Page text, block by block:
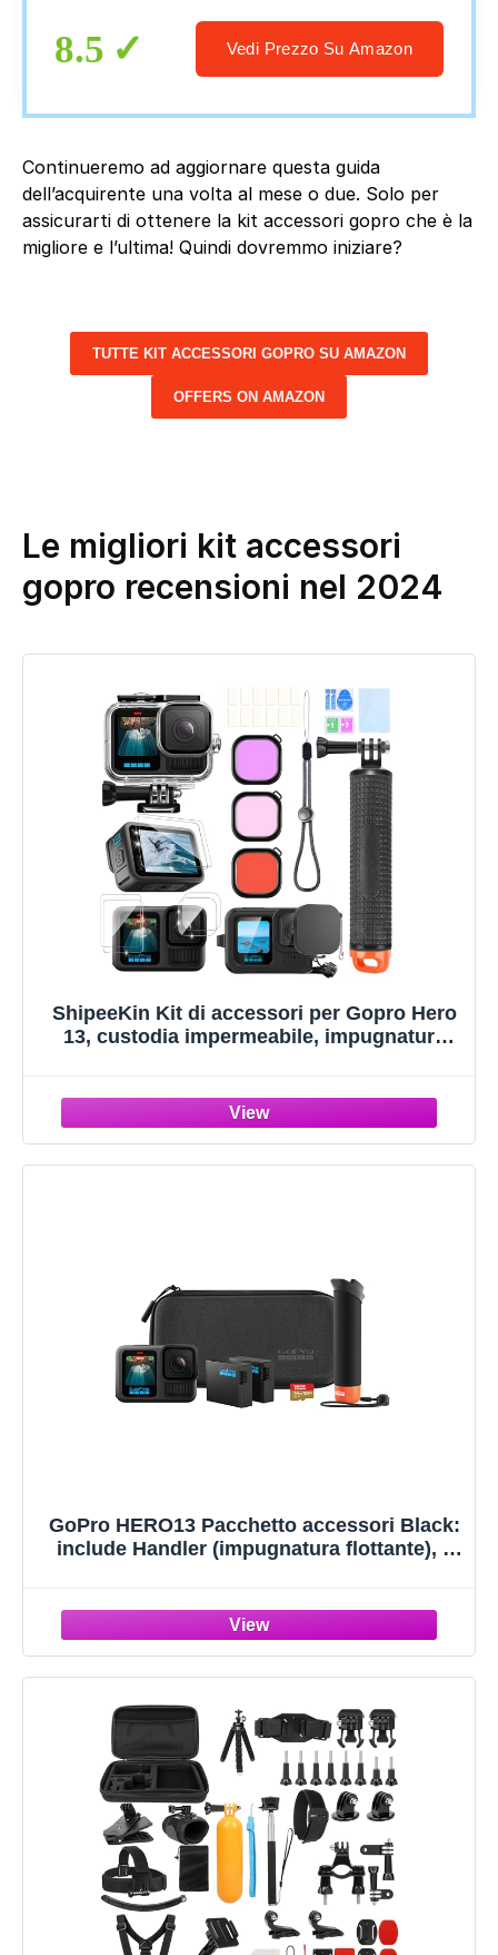
(nero)
8.5 Vedi Prezzo Su Amazon
Continueremo ad aggiornare questa guida
dell’acquirente una volta al mese o due. Solo per
assicurarti di ottenere la kit accessori gopro che è la
migliore e l’ultima! Quindi dovremmo iniziare?
TUTTE KIT ACCESSORI GOPRO SU AMAZON
OFFERS ON AMAZON
Le migliori kit accessori
gopro recensioni nel 2024
ShipeeKin Kit di accessori per Gopro Hero
13, custodia impermeabile, impugnatura
appannamento
GoPro HERO13 Pacchetto accessori Black:
include Handler (impugnatura flottante), 2
custodia per il trasporto e altro ancora